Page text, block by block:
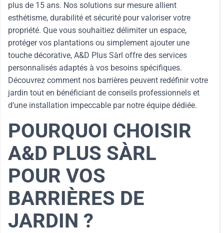
plus de 15 ans. Nos solutions sur mesure allient
esthétisme, durabilité et sécurité pour valoriser votre
propriété. Que vous souhaitiez délimiter un espace,
protéger vos plantations ou simplement ajouter une
touche décorative, A&D Plus Sàrl offre des services
personnalisés adaptés à vos besoins spécifiques.
Découvrez comment nos barrières peuvent redéfinir votre
jardin tout en bénéficiant de conseils professionnels et
d’une installation impeccable par notre équipe dédiée.
POURQUOI CHOISIR
A&D PLUS SÀRL
POUR VOS
BARRIÈRES DE
JARDIN ?